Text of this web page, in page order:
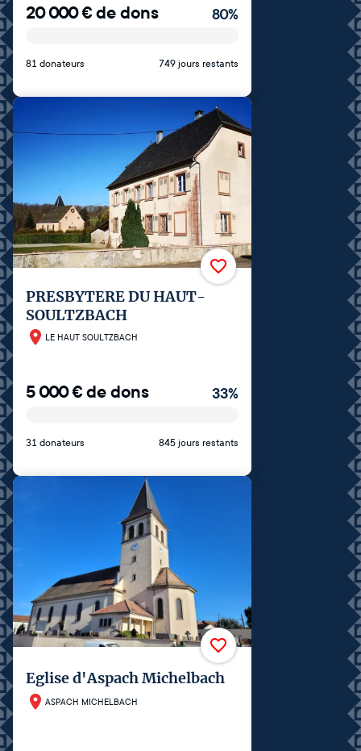
20 000€de dons 80%
81 donateurs 749 jours restants
PRESBYTERE DU HAUT-
SOULTZBACH
LE HAUT SOULTZBACH
5 000€de dons 33%
31 donateurs 845 jours restants
Eglise d'Aspach Michelbach
ASPACH MICHELBACH